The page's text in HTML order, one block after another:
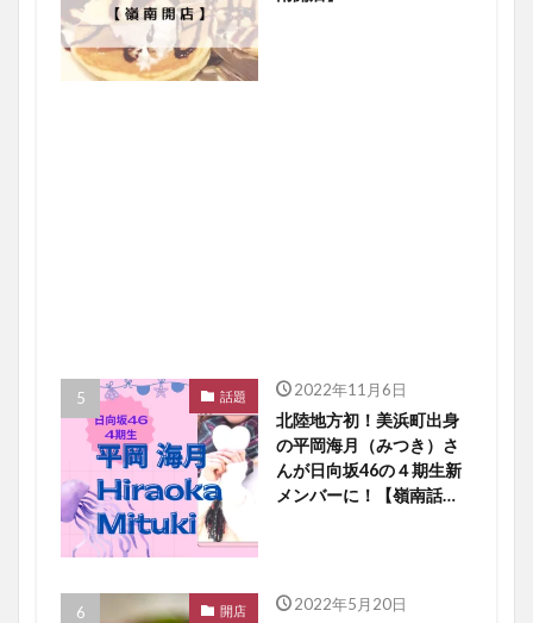
話題 2022年11月6日
北陸地方初！美浜町出身
の平岡海月（みつき）さ
んが日向坂46の４期生新
メンバーに！【嶺南話
開店 2022年5月20日